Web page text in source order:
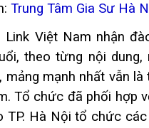
Trung Tâm Gia Sư Hà
Link Việt Nam nhận
theo từng nội dung,
mảng mạnh nhất vẫn là
Tổ chức đã phối hợp
TP. Hà Nội tổ chức